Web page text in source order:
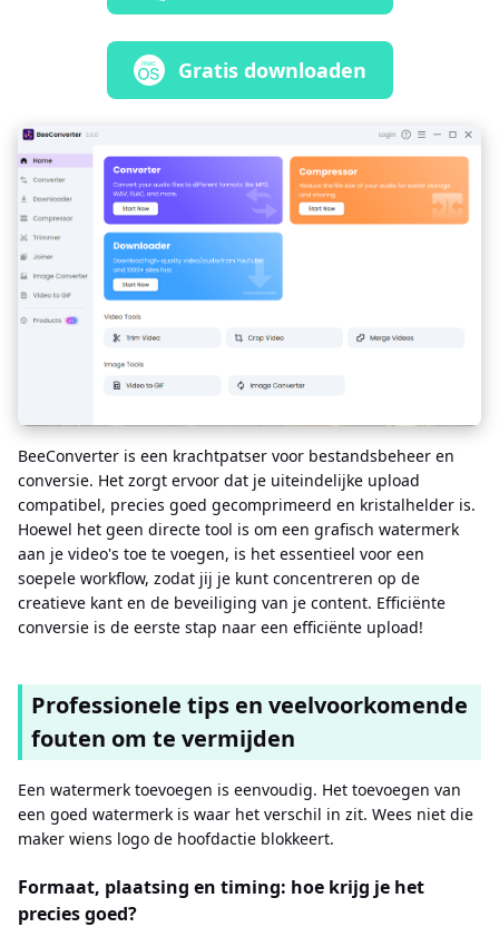
Gratis downloaden
BeeConverter is een krachtpatser voor bestandsbeheer en
conversie. Het zorgt ervoor dat je uiteindelijke upload
compatibel, precies goed gecomprimeerd en kristalhelder is.
Hoewel het geen directe tool is om een ​​grafisch watermerk
aan je video's toe te voegen, is het essentieel voor een
soepele workflow, zodat jij je kunt concentreren op de
creatieve kant en de beveiliging van je content. Efficiënte
conversie is de eerste stap naar een efficiënte upload!
Professionele tips en veelvoorkomende
fouten om te vermijden
Een watermerk toevoegen is eenvoudig. Het toevoegen van
een goed watermerk is waar het verschil in zit. Wees niet die
maker wiens logo de hoofdactie blokkeert.
Formaat, plaatsing en timing: hoe krijg je het
precies goed?